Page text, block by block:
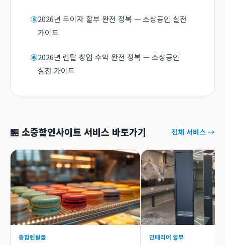
⑤2026년 무이자 할부 완전 정복 — 소상공인 실전
가이드
⑥2026년 렌탈 창업 수익 완전 정복 — 소상공인
실전 가이드
🏪 소중함인사이트 서비스 바로가기 전체 서비스 →
종합렌탈몰 인테리어 할부